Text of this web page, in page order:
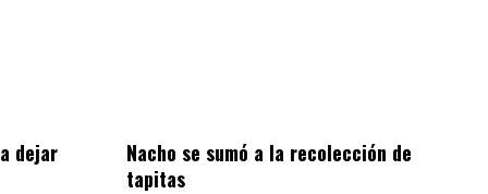
dejar
Nacho se sumó a la recolección de
tapitas